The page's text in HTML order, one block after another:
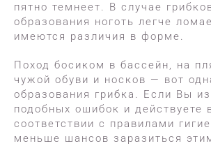
пятно темнеет. В случае
образования ноготь легче
имеются различия в форме.
Поход босиком в бассейн, на
чужой обуви и носков — вот
образования грибка. Если Вы
подобных ошибок и действуете
соответствии с правилами
меньше шансов заразиться